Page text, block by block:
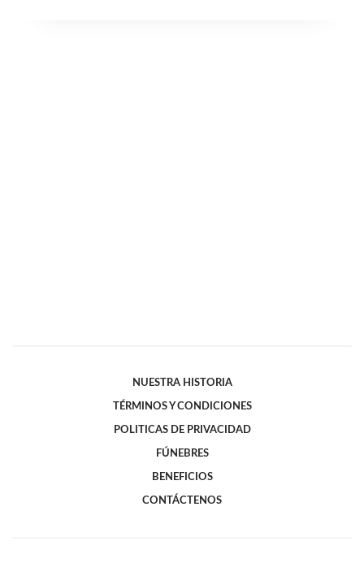
NUESTRA HISTORIA
TÉRMINOS Y CONDICIONES
POLITICAS DE PRIVACIDAD
FÚNEBRES
BENEFICIOS
CONTÁCTENOS